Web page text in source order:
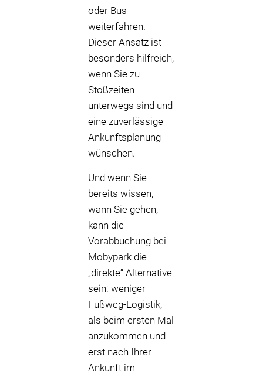
oder Bus
weiterfahren.
Dieser Ansatz ist
besonders hilfreich,
wenn Sie zu
Stoßzeiten
unterwegs sind und
eine zuverlässige
Ankunftsplanung
wünschen.
Und wenn Sie
bereits wissen,
wann Sie gehen,
kann die
Vorabbuchung bei
Mobypark die
„direkte“ Alternative
sein: weniger
Fußweg-Logistik,
als beim ersten Mal
anzukommen und
erst nach Ihrer
Ankunft im